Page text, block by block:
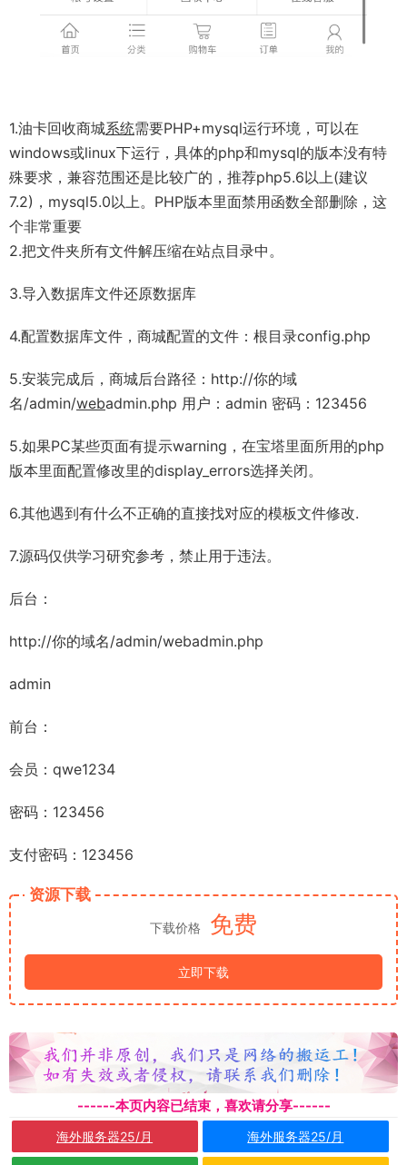
1.油卡回收商城系统需要PHP+mysql运行环境，可以在
windows或linux下运行，具体的php和mysql的版本没有特
殊要求，兼容范围还是比较广的，推荐php5.6以上(建议
7.2)，mysql5.0以上。PHP版本里面禁用函数全部删除，这
个非常重要
2.把文件夹所有文件解压缩在站点目录中。
3.导入数据库文件还原数据库
4.配置数据库文件，商城配置的文件：根目录config.php
5.安装完成后，商城后台路径：http://你的域
名/admin/webadmin.php 用户：admin 密码：123456
5.如果PC某些页面有提示warning，在宝塔里面所用的php
版本里面配置修改里的display_errors选择关闭。
6.其他遇到有什么不正确的直接找对应的模板文件修改.
7.源码仅供学习研究参考，禁止用于违法。
后台：
http://你的域名/admin/webadmin.php
admin
前台：
会员：qwe1234
密码：123456
支付密码：123456
资源下载
下载价格 免费
立即下载
------本页内容已结束，喜欢请分享------
海外服务器25/月 海外服务器25/月